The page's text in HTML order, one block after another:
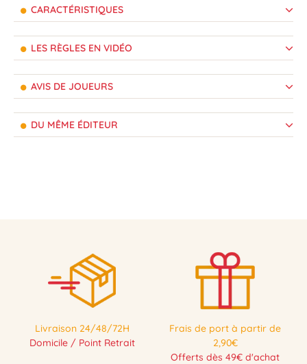
CARACTÉRISTIQUES
LES RÈGLES EN VIDÉO
AVIS DE JOUEURS
DU MÊME ÉDITEUR
Livraison 24/48/72H
Domicile / Point Retrait
Frais de port à partir de
2,90€
Offerts dès 49€ d'achat